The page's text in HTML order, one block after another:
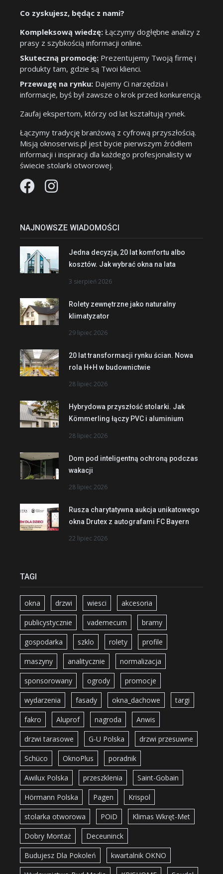
Co zyskujesz, będąc z nami?
Kompleksową wiedzę: Łączymy dogłębne analizy z
prasy z szybkością informacji online.
Skuteczną promocję: Prezentujemy Twoją firmę i
produkty tam, gdzie są Twoi klienci.
Przewagę na rynku: Dajemy Ci narzędzia i
informacje, byś był zawsze o krok przed konkurencją.
Zaufaj ekspertom, którzy od lat kształtują rynek.
Łączymy tradycję branżową z cyfrową przyszłością.
Misją oknoserwis.pl jest bycie pierwszym źródłem
informacji i inspiracji dla każdego profesjonalisty w
świecie stolarki otworowej.
NAJNOWSZE WIADOMOŚCI
Jedna decyzja, 20 lat komfortu albo
kosztów. Jak wybrać okna na lata
3 sierpień 2026
Rolety zewnętrzne jako naturalny
klimatyzator
29 lipiec 2026
20 lat transformacji rynku ścian. Nowa
rola H+H w budownictwie
28 lipiec 2026
Hybrydowa przyszłość stolarki. Jak
Kömmerling łączy PVC i aluminium
28 lipiec 2026
Dom pod inteligentną ochroną podczas
wakacji
28 lipiec 2026
Rusza charytatywna aukcja unikatowego
okna Drutex z autografami FC Bayern
22 lipiec 2026
TAGI
okna drzwi wiesci akcesoria
publicystycznie vademecum bramy
gospodarka szklo rolety profile
maszyny analitycznie normalizacja
sponsorowany ogrody promocje
wydarzenia fasady okna_dachowe targi
fakro Aluprof nagroda Anwis
drzwi tarasowe G-U Polska drzwi przesuwne
Schüco OknoPlus poradnik
Awilux Polska przeszklenia Saint-Gobain
Hörmann Polska Pagen Krispol
stolarka otworowa POiD Klimas Wkręt-Met
Dobry Montaż Deceuninck
Budujesz Dla Pokoleń kwartalnik OKNO